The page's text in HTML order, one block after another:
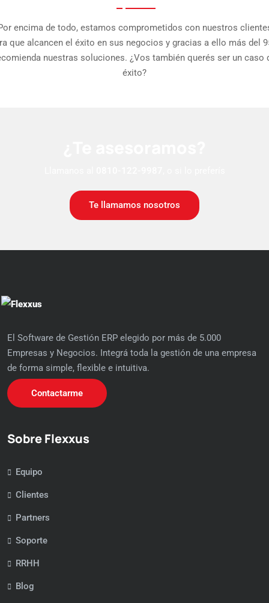
encima de todo, estamos comprometidos con nuestros
que alcancen el éxito en sus negocios y gracias a ello más del
nuestras soluciones. ¿Vos también querés ser un caso
éxito?
Te llamamos nosotros
El Software de Gestión ERP elegido por más de 5.000
Empresas y Negocios. Integrá toda la gestión de una empresa
de forma simple, flexible e intuitiva.
Contactarme
Sobre Flexxus
Equipo
Clientes
Partners
Soporte
RRHH
Blog